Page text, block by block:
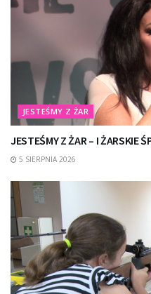
JESTEŚMY Z ŻAR
JESTEŚMY Z ŻAR – I ŻARSKIE
5 SIERPNIA 2026